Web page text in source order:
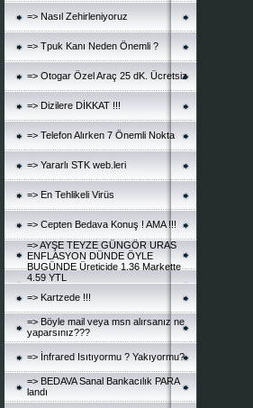
=> Nasıl Zehirleniyoruz
=> Tpuk Kanı Neden Önemli ?
=> Otogar Özel Araç 25 dK. Ücretsiz
=> Dizilere DİKKAT !!!
=> Telefon Alırken 7 Önemli Nokta
=> Yararlı STK web.leri
=> En Tehlikeli Virüs
=> Cepten Bedava Konuş ! AMA !!!
=> AYŞE TEYZE GÜNGÖR URAS
ENFLASYON DÜNDE ÖYLE
BUGÜNDE Üreticide 1.36 Markette
4.59 YTL
=> Kartzede !!!
=> Böyle mail veya msn alırsanız ne
yaparsınız???
=> İnfrared Isıtıyormu ? Yakıyormu?
=> BEDAVA Sanal Bankacılık PARA
landı